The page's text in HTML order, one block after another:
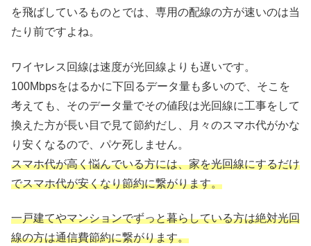
を飛ばしているものとでは、専用の配線の方が速いのは当
たり前ですよね。
ワイヤレス回線は速度が光回線よりも遅いです。
100Mbpsをはるかに下回るデータ量も多いので、そこを
考えても、そのデータ量でその値段は光回線に工事をして
換えた方が長い目で見て節約だし、月々のスマホ代がかな
り安くなるので、パケ死しません。
スマホ代が高く悩んでいる方には、家を光回線にするだけ
でスマホ代が安くなり節約に繋がります。
一戸建てやマンションでずっと暮らしている方は絶対光回
線の方は通信費節約に繋がります。